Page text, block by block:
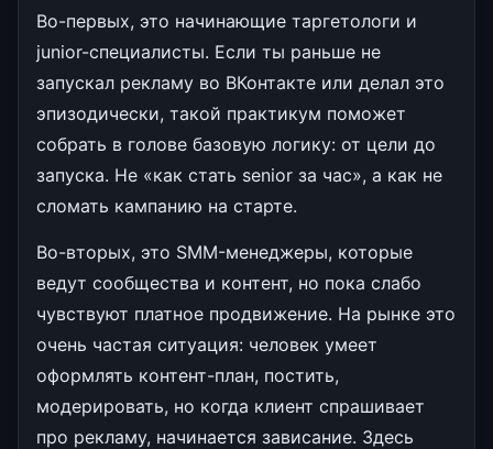
Во-первых, это начинающие таргетологи и
junior-специалисты. Если ты раньше не
запускал рекламу во ВКонтакте или делал это
эпизодически, такой практикум поможет
собрать в голове базовую логику: от цели до
запуска. Не «как стать senior за час», а как не
сломать кампанию на старте.
Во-вторых, это SMM-менеджеры, которые
ведут сообщества и контент, но пока слабо
чувствуют платное продвижение. На рынке это
очень частая ситуация: человек умеет
оформлять контент-план, постить,
модерировать, но когда клиент спрашивает
про рекламу, начинается зависание. Здесь